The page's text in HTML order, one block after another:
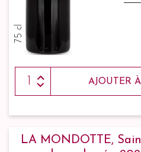
75 cl
AJOUTER
LA MONDOTTE,